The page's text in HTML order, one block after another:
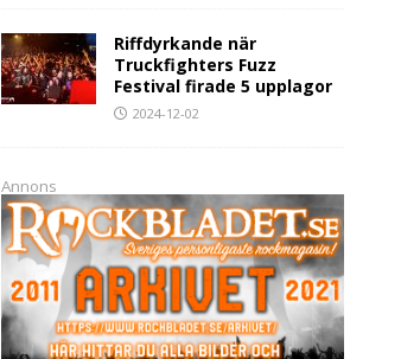
Riffdyrkande när
Truckfighters Fuzz
Festival firade 5 upplagor
2024-12-02
Annons